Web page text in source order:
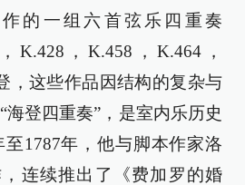
的一组六首弦乐四重奏
K.428，K.458，K.464，
，这些作品因结构的复杂与
登四重奏”，是室内乐历史
至1787年，他与脚本作家洛
，连续推出了《费加罗的婚